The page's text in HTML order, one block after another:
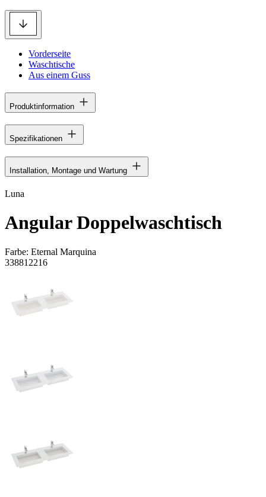
Vorderseite
Waschtische
Aus einem Guss
Produktinformation
Spezifikationen
Installation, Montage und Wartung
Luna
Angular Doppelwaschtisch
Farbe: Eternal Marquina
338812216